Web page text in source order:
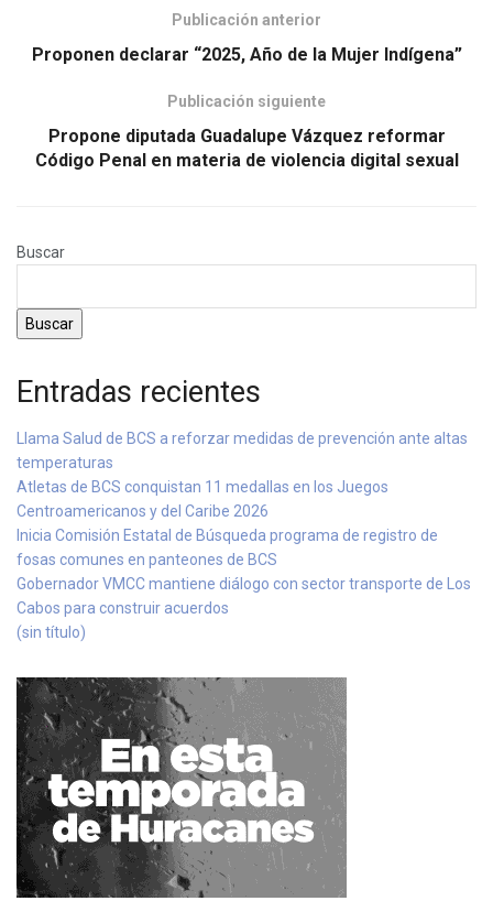
Publicación anterior
Proponen declarar “2025, Año de la Mujer Indígena”
Publicación siguiente
Propone diputada Guadalupe Vázquez reformar
Código Penal en materia de violencia digital sexual
Buscar
Buscar
Entradas recientes
Llama Salud de BCS a reforzar medidas de prevención ante altas
temperaturas
Atletas de BCS conquistan 11 medallas en los Juegos
Centroamericanos y del Caribe 2026
Inicia Comisión Estatal de Búsqueda programa de registro de
fosas comunes en panteones de BCS
Gobernador VMCC mantiene diálogo con sector transporte de Los
Cabos para construir acuerdos
(sin título)